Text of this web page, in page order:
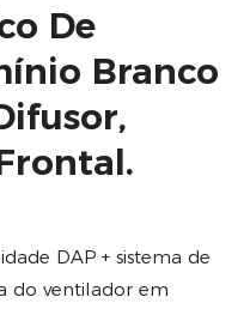
De
Branco
DAP + sistema de
do ventilador em